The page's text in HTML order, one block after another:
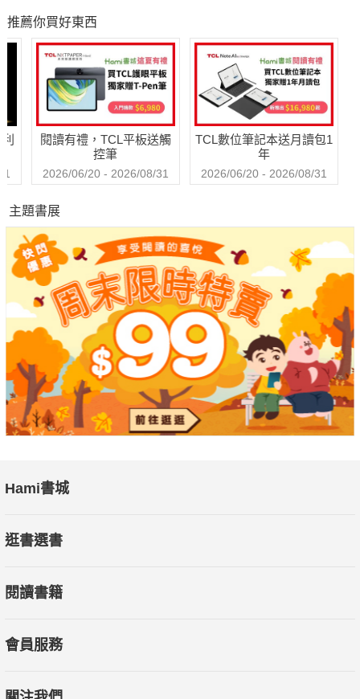
推薦你買好東西
閱讀有禮，TCL平板送觸
控筆
2026/06/20 - 2026/08/31
TCL數位筆記本送月讀包1
年
2026/06/20 - 2026/08/31
主題書展
Hami書城
逛書選書
閱讀書籍
會員服務